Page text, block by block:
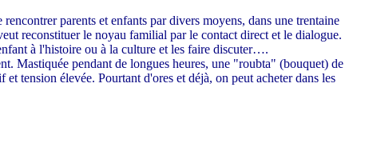
parents et enfants par divers moyens, dans une trentaine
reconstituer le noyau familial par le contact direct et le dialogue.
à l'histoire ou à la culture et les faire discuter….
Mastiquée pendant de longues heures, une "roubta" (bouquet) de
tension élevée. Pourtant d'ores et déjà, on peut acheter dans les